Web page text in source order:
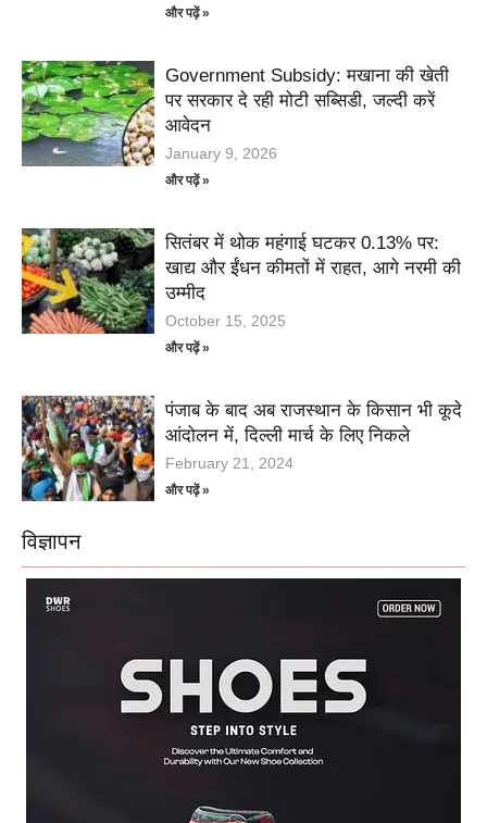
और पढ़ें »
Government Subsidy: मखाना की खेती
पर सरकार दे रही मोटी सब्सिडी, जल्दी करें
आवेदन
January 9, 2026
और पढ़ें »
सितंबर में थोक महंगाई घटकर 0.13% पर:
खाद्य और ईंधन कीमतों में राहत, आगे नरमी की
उम्मीद
October 15, 2025
और पढ़ें »
पंजाब के बाद अब राजस्‍थान के किसान भी कूदे
आंदोलन में, दिल्‍ली मार्च के लिए निकले
February 21, 2024
और पढ़ें »
विज्ञापन